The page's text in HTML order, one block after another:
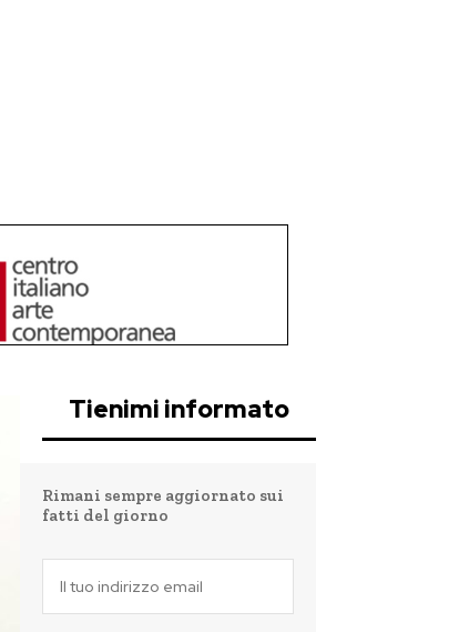
Tienimi informato
Rimani sempre aggiornato sui
fatti del giorno